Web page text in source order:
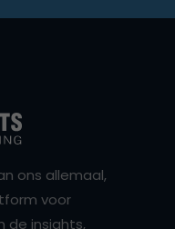
ons allemaal,
voor
de insights,